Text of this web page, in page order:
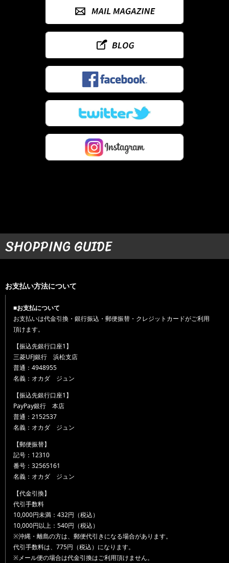
SHOPPING GUIDE
お支払い方法について
■お支払について
お支払いは代金引換・銀行振込・郵便振替・クレジットカードがご利用
頂けます。
【振込先銀行口座1】
三菱UFJ銀行 浜松支店
普通：4948955
名義：オカダ ジュン
【振込先銀行口座1】
PayPay銀行 本店
普通：2152537
名義：オカダ ジュン
【郵便振替】
記号：12310
番号：32565161
名義：オカダ ジュン
【代金引換】
代引手数料
10,000円未満：432円（税込）
10,000円以上：540円（税込）
※沖縄・離島の方は、郵便代引きになる場合があります。
代引手数料は、775円（税込）になります。
※メール便の場合は代金引換はご利用頂けません。